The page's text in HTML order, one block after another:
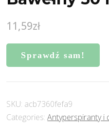
11,59zł
Sprawdź sam!
SKU: acb7360fefa9
Categories:Antyperspiranty i